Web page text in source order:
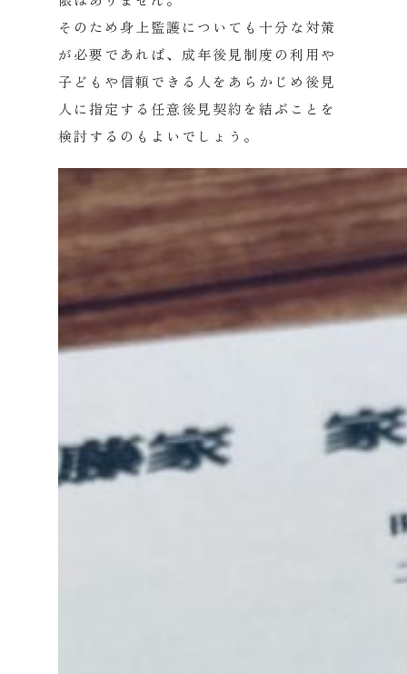
そのため身上監護についても十分な対策
が必要であれば、成年後見制度の利用や
子どもや信頼できる人をあらかじめ後見
人に指定する任意後見契約を結ぶことを
検討するのもよいでしょう。